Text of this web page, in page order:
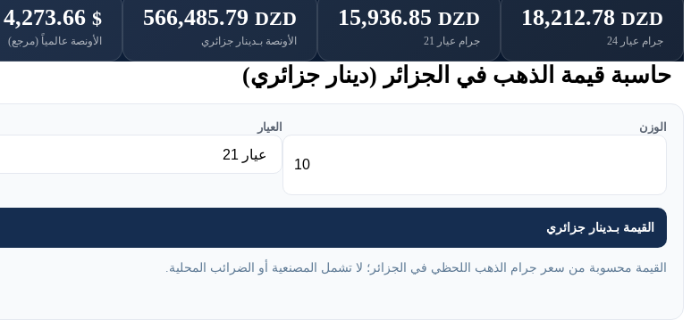
18,212.78 DZD
جرام عيار 24
15,936.85 DZD
جرام عيار 21
566,485.79 DZD
الأونصة بـدينار جزائري
4,273.66 $
الأونصة عالمياً (مرجع)
حاسبة قيمة الذهب في الجزائر (دينار جزائري)
الوزن العيار
القيمة بـدينار جزائري
القيمة محسوبة من سعر جرام الذهب اللحظي في الجزائر؛ لا تشمل المصنعية أو الضرائب المحلية.